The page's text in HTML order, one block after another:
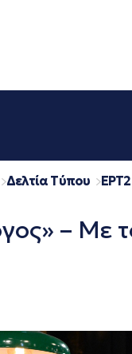
Δελτία Τύπου
– Με